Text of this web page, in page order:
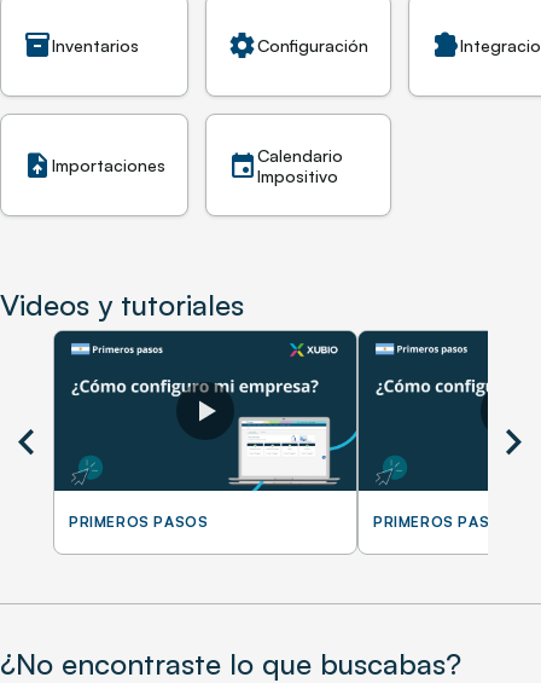
inventory_2Inventarios settingsConfiguración extension
upload_file Importaciones eventCalendario
Impositivo
Videos y tutoriales
chevron_left
PRIMEROS PASOS PRIMEROS PASOS
chevron_right
¿No encontraste lo que buscabas?